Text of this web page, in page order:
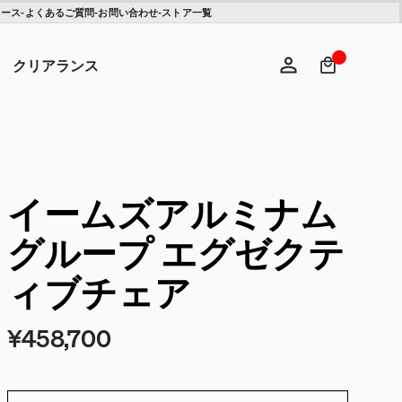
ス- よくあるご質問-お問い合わせ-ストア一覧
検索ヘ
クリアランス
イームズアルミナム
グループ エグゼクテ
ィブチェア
¥458,700